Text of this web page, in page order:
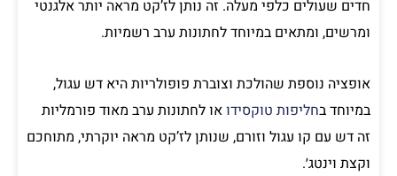
חדים שעולים כלפי מעלה. זה נותן לז’קט מראה יותר אלגנטי
ומרשים, ומתאים במיוחד לחתונות ערב רשמיות.
אופציה נוספת שהולכת וצוברת פופולריות היא דש עגול,
במיוחד בחליפות טוקסידואו לחתונות ערב מאוד פורמליות
זה דש עם קו עגול וזורם, שנותן לז’קט מראה יוקרתי, מתוחכם
וקצת וינטג׳.